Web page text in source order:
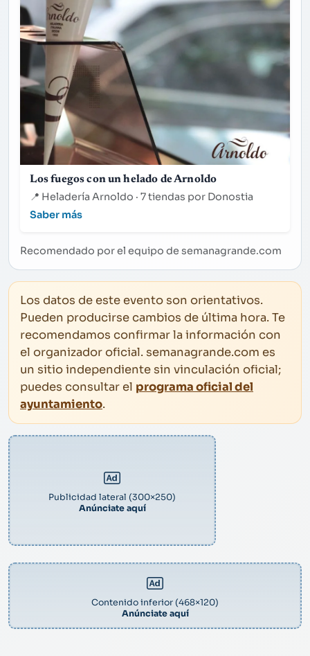
Los fuegos con un helado de Arnoldo
📍 Heladería Arnoldo · 7 tiendas por Donostia
Saber más
Recomendado por el equipo de semanagrande.com
Los datos de este evento son orientativos.
Pueden producirse cambios de última hora. Te
recomendamos confirmar la información con
el organizador oficial. semanagrande.com es
un sitio independiente sin vinculación oficial;
puedes consultar el programa oficial del
ayuntamiento.
Publicidad lateral (300×250)
Anúnciate aquí
Contenido inferior (468×120)
Anúnciate aquí